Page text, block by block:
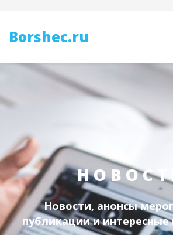
Borshec.ru
Н О В О С Т
Новости, анонсы
публикации и